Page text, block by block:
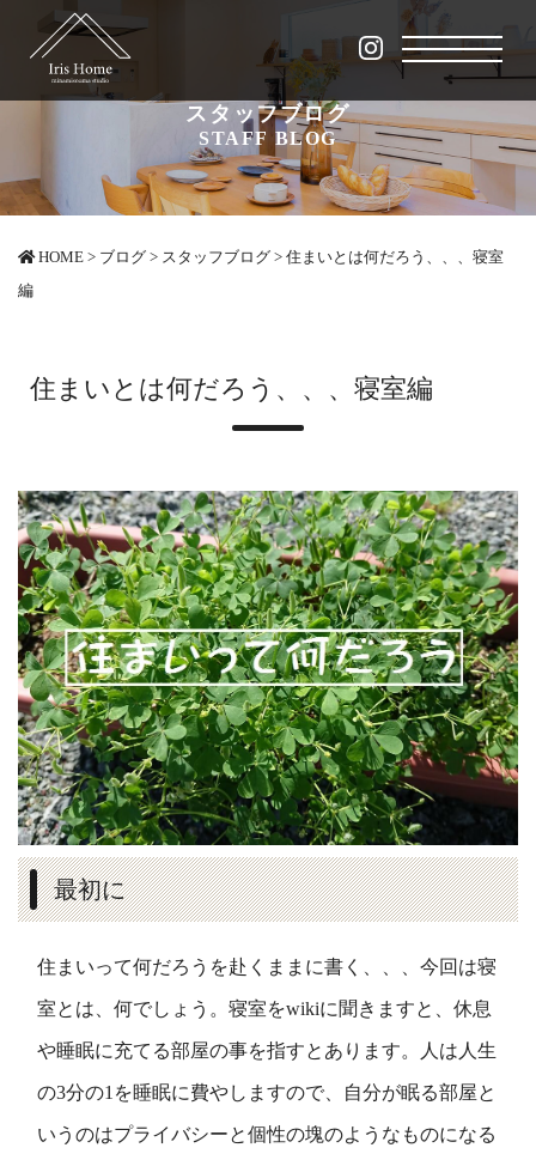
スタッフブログ
STAFF BLOG
HOME > ブログ > スタッフブログ > 住まいとは何だろう、、、寝室
編
住まいとは何だろう、、、寝室編
最初に
住まいって何だろうを赴くままに書く、、、今回は寝
室とは、何でしょう。寝室をwikiに聞きますと、休息
や睡眠に充てる部屋の事を指すとあります。人は人生
の3分の1を睡眠に費やしますので、自分が眠る部屋と
いうのはプライバシーと個性の塊のようなものになる